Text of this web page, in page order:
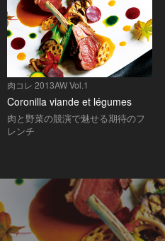
肉コレ 2013AW Vol.1
Coronilla viande et légumes
肉と野菜の競演で魅せる期待のフ
レンチ